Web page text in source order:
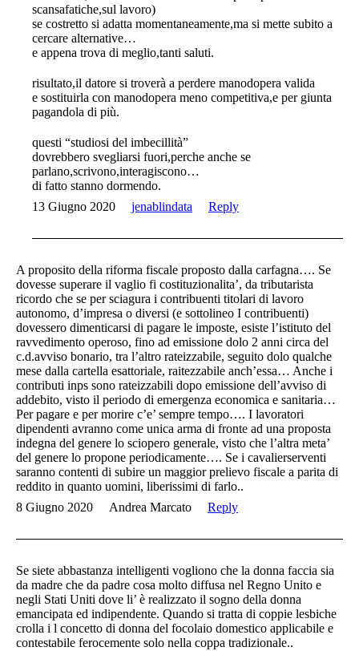
scansafatiche,sul lavoro)
se costretto si adatta momentaneamente,ma si mette subito a
cercare alternative…
e appena trova di meglio,tanti saluti.
risultato,il datore si troverà a perdere manodopera valida
e sostituirla con manodopera meno competitiva,e per giunta
pagandola di più.
questi “studiosi del imbecillità”
dovrebbero svegliarsi fuori,perche anche se
parlano,scrivono,interagiscono…
di fatto stanno dormendo.
13 Giugno 2020
jenablindata Reply
A proposito della riforma fiscale proposto dalla carfagna…. Se
dovesse superare il vaglio fi costituzionalita’, da tributarista
ricordo che se per sciagura i contribuenti titolari di lavoro
autonomo, d’impresa o diversi (e sottolineo I contribuenti)
dovessero dimenticarsi di pagare le imposte, esiste l’istituto del
ravvedimento operoso, fino ad emissione dolo 2 anni circa del
c.d.avviso bonario, tra l’altro rateizzabile, seguito dolo qualche
mese dalla cartella esattoriale, raitezzabile anch’essa… Anche i
contributi inps sono rateizzabili dopo emissione dell’avviso di
addebito, visto il periodo di emergenza economica e sanitaria…
Per pagare e per morire c’e’ sempre tempo…. I lavoratori
dipendenti avranno come unica arma di fronte ad una proposta
indegna del genere lo sciopero generale, visto che l’altra meta’
del genere lo propone periodicamente…. Se i cavalierserventi
saranno contenti di subire un maggior prelievo fiscale a parita di
reddito in quanto uomini, liberissimi di farlo..
8 Giugno 2020
Andrea Marcato Reply
Se siete abbastanza intelligenti vogliono che la donna faccia sia
da madre che da padre cosa molto diffusa nel Regno Unito e
negli Stati Uniti dove li’ è realizzato il sogno della donna
emancipata ed indipendente. Quando si tratta di coppie lesbiche
crolla i l concetto di donna del focolaio domestico applicabile e
contestabile ferocemente solo nella coppa tradizionale..